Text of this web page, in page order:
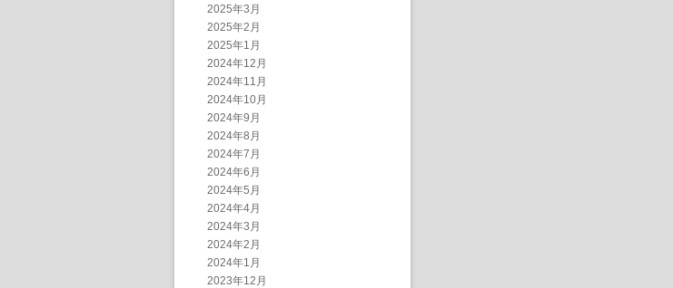
2025年3月
2025年2月
2025年1月
2024年12月
2024年11月
2024年10月
2024年9月
2024年8月
2024年7月
2024年6月
2024年5月
2024年4月
2024年3月
2024年2月
2024年1月
2023年12月